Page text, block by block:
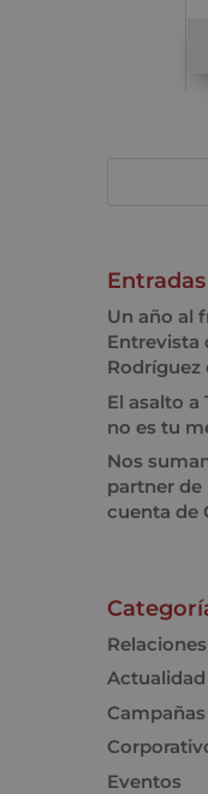
Un año al
Entrevista
Rodríguez
El asalto
no es tu
Nos
partner de
cuenta de
Actualidad
Campañas
Eventos